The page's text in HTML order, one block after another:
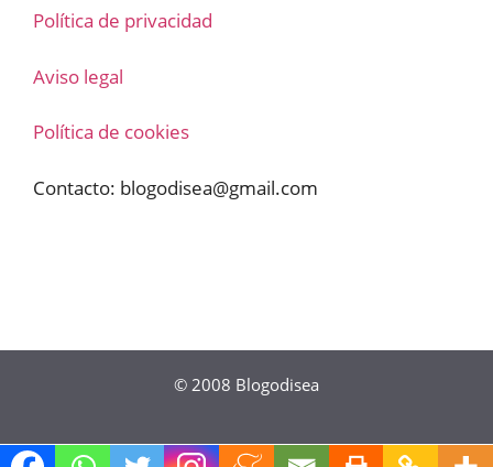
Política de privacidad
Aviso legal
Política de cookies
Contacto: blogodisea@gmail.com
© 2008 Blogodisea